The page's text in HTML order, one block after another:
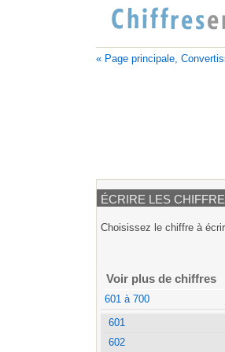
« Page principale,
ÉCRIRE LES
Choisissez le chiffre à
Voir plus de chiffres
601 à 700
601
602